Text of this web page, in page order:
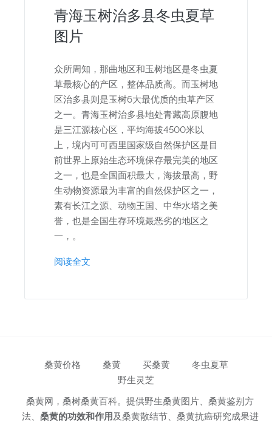
青海玉树治多县冬虫夏草
图片
众所周知，那曲地区和玉树地区是冬虫夏
草最核心的产区，整体品质高。而玉树地
区治多县则是玉树6大最优质的虫草产区
之一。青海玉树治多县地处青藏高原腹地
是三江源核心区，平均海拔4500米以
上，境内可可西里国家级自然保护区是目
前世界上原始生态环境保存最完美的地区
之一，也是全国面积最大，海拔最高，野
生动物资源最为丰富的自然保护区之一，
素有长江之源、动物王国、中华水塔之美
誉，也是全国生存环境最恶劣的地区之
一，。
阅读全文
桑黄价格 桑黄 买桑黄
冬虫夏草
野生灵芝
桑黄网，桑树桑黄百科。提供野生桑黄图片、桑黄鉴别方
法、 桑黄的功效和作用及桑黄散结节、桑黄抗癌研究成果进